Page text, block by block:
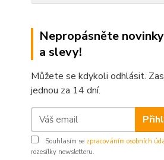
Nepropásněte
a slevy!
Můžete se kdykoli odhlásit.
jednou za 14 dní.
Souhlasím se zpracováním osobních
rozesílky newsletteru.